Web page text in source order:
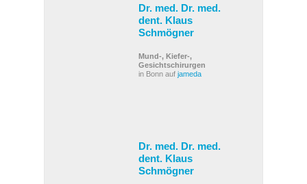
Dr. med. Dr. med.
dent. Klaus
Schmögner
Mund-, Kiefer-,
Gesichtschirurgen
in Bonn auf jameda
Dr. med. Dr. med.
dent. Klaus
Schmögner